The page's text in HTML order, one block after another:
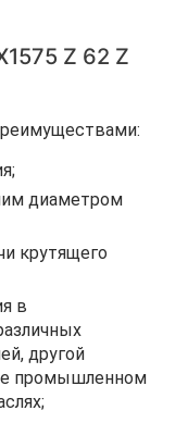
Z 62 Z
диаметром
крутящего
в
другой
промышленном